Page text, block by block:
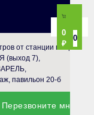
0
₽
0
от станции метро
(выход 7),
павильон 20-б
Перезвонитe мне